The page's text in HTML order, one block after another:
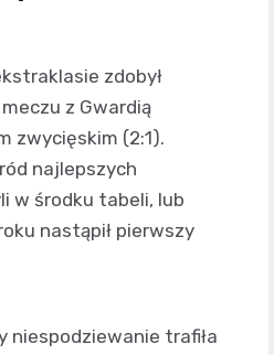
zdobył
z Gwardią
zwycięskim (2:1).
najlepszych
w środku tabeli, lub
nastąpił pierwszy
niespodziewanie trafiła